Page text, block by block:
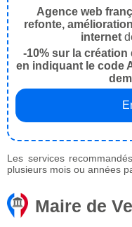
Agence web
refonte,
internet
-10% sur la
en indiquant le code
Les services
plusieurs mois ou années
Maire de